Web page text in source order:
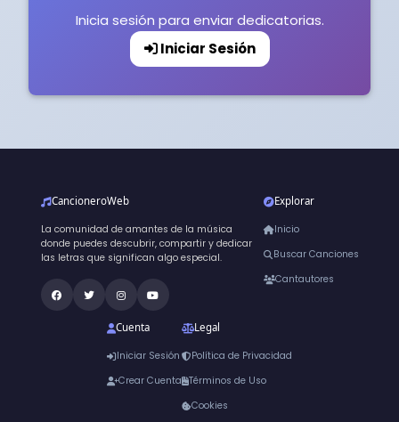
Inicia sesión para enviar dedicatorias.
Iniciar Sesión
CancioneroWeb
La comunidad de amantes de la música
donde puedes descubrir, compartir y dedicar
las letras que significan algo especial.
Explorar
Inicio
Buscar Canciones
Cantautores
Cuenta
Iniciar Sesión
Crear Cuenta
Legal
Política de Privacidad
Términos de Uso
Cookies